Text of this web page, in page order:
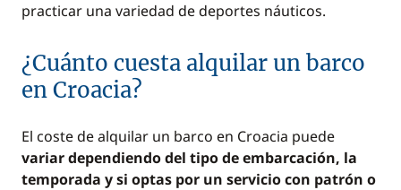
practicar una variedad de deportes náuticos.
¿Cuánto cuesta alquilar un barco
en Croacia?
El coste de alquilar un barco en Croacia puede
variar dependiendo del tipo de embarcación, la
temporada y si optas por un servicio con patrón o